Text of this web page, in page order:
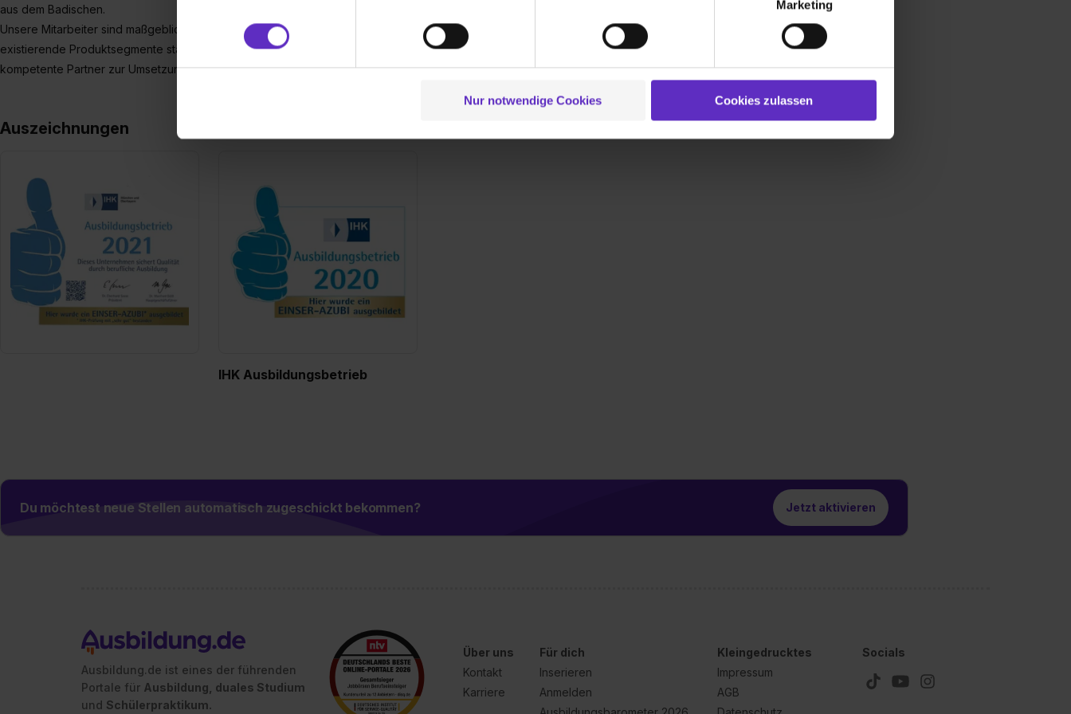
und Analysen weiterzugeben und um Inhalte und Anzeigen zu personalisieren („Social Media und Marketing“). Unsere
Partner führen diese Informationen möglicherweise mit weiteren Daten zusammen, die du ihnen bereitgestellt hast oder die
zu. . In diesem Fall sowie bei der separaten Aktivierung von „Social Media und Marketing“ bist du auch damit
einverstanden, dass dir nach Setzen der Cookies externe Inhalte (z.B. Videos oder Posts) angezeigt und hierfür
Einwilligung zur Platzierung von Cookies der Kategorien „Präferenzen“, „Statistiken“ und „Social Media und Marketing“
umfasst hierbei die Einwilligung zur Übermittlung deiner Daten in die USA (Art. 49 Abs. 1 S. 1 lit. a) DS-GVO). Die USA
verfügen über kein angemessenes Datenschutzniveau (EuGH – Schrems II). Du kannst die von dir erteilte Einwilligung
jederzeit mit Wirkung für die Zukunft ganz oder teilweise über unsere Datenschutzerklärung unter dem Punkt
„Datenschutz-Einstellungen“ widerrufen. Weitere Informationen zu den einzelnen Cookies findest du durch Klick auf
„Details zeigen“. Weitere Informationen:
Marketing
Nur notwendige Cookies Cookies zulassen
aus dem Badischen.
Unsere Mitarbeiter sind maßgeblich für den Erfolg des Unternehmens. Mit ihrer Kreativität und ihrem Engagement werden
existierende Produktsegmente ständig verbessert und neue Felder exploriert. Unsere Autoren und Kunden finden hier
kompetente Partner zur Umsetzung der gemeinschaftlich erarbeiteten Konzepte.
Auszeichnungen
IHK Ausbildungsbetrieb
Du möchtest neue Stellen automatisch zugeschickt bekommen? Jetzt aktivieren
Ausbildung.de ist eines der führenden
Portale für Ausbildung, duales Studium
und Schülerpraktikum.
Über uns
Kontakt
Karriere
Für dich
Inserieren
Anmelden
Kleingedrucktes
Impressum
AGB
Socials